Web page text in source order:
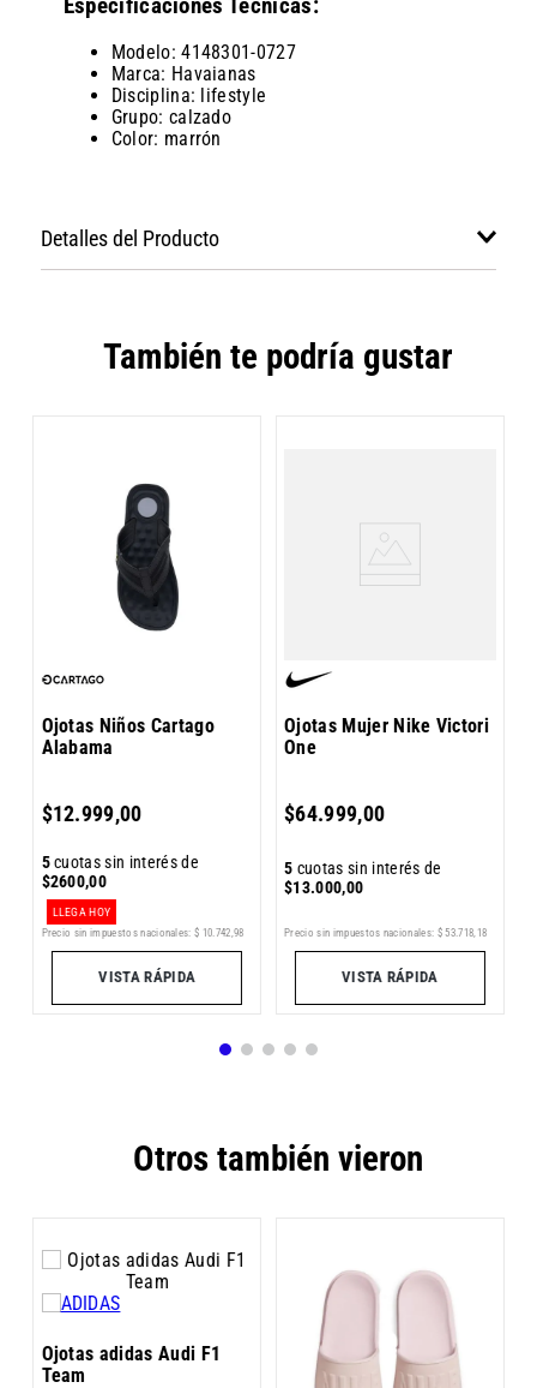
Especificaciones Técnicas:
Modelo: 4148301-0727
Marca: Havaianas
Disciplina: lifestyle
Grupo: calzado
Color: marrón
Detalles del Producto
También te podría gustar
Ojotas Niños Cartago
Alabama
$12.999,00
5cuotas sin interés de
$2600,00
LLEGA HOY
Precio sin impuestos nacionales: $ 10 742 98
VISTA RÁPIDA
Ojotas Mujer Nike Victori
One
$64.999,00
5 cuotas sin interés de
$13.000,00
Precio sin impuestos nacionales: $ 53.718 18
VISTA RÁPIDA
Otros también vieron
Ojotas adidas Audi F1
Team